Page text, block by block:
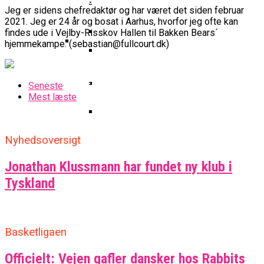
Bakken Bears Åbner FIBA Europe
Cup Med Smalt Nederlag
Imponerede Stort I Debut I Youth
Champions League
Basketball Champions League
Kamp
Vanvittigt Overtidsdrama Mod
USA
Basketball-OL 2024: Se
Grupperne Og Sæt Krydser I Din
Basketligaen
Fremgang For 12. År I Træk
Jeg er sidens chefredaktør og har været det siden februar
2021. Jeg er 24 år og bosat i Aarhus, hvorfor jeg ofte kan
findes ude i Vejlby-Risskov Hallen til Bakken Bears´
hjemmekampe. (sebastian@fullcourt.dk)
Seneste
Mest læste
Nyhedsoversigt
Jonathan Klussmann har fundet ny klub i
Tyskland
Basketligaen
Officielt: Vejen gafler dansker hos Rabbits